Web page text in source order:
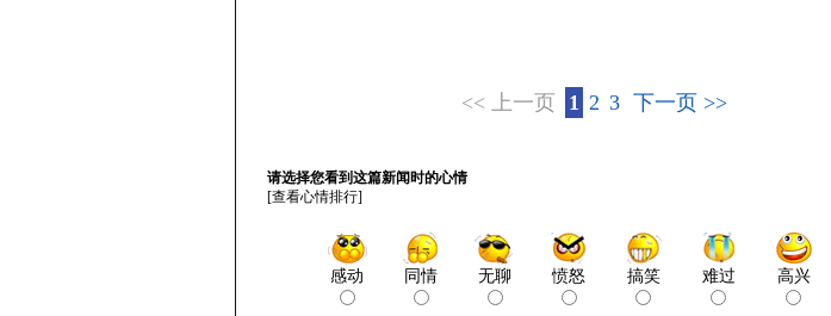
<< 上一页 1 2 3 下一页 >>
请选择您看到这篇新闻时的心情
[查看心情排行]
感动 同情 无聊 愤怒 搞笑 难过 高兴